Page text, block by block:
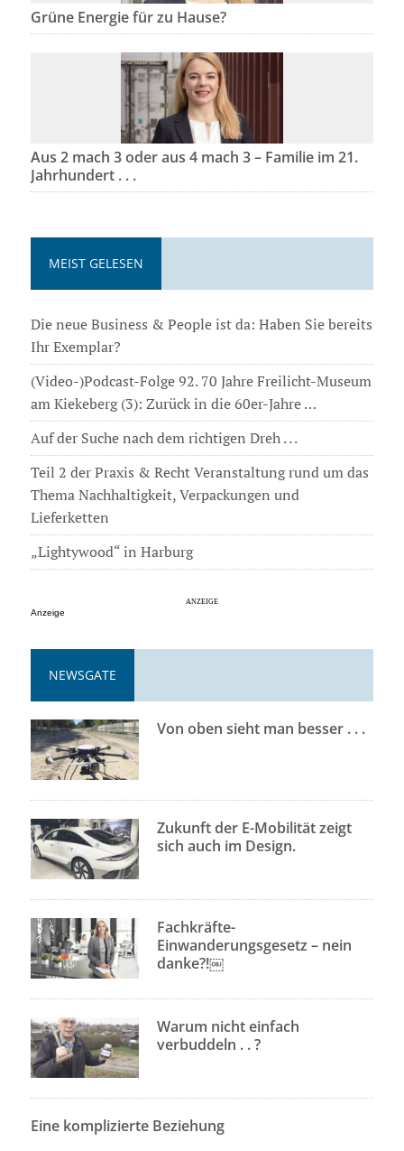
Grüne Energie für zu Hause?
Aus 2 mach 3 oder aus 4 mach 3 – Familie im 21.
Jahrhundert . . .
MEIST GELESEN
Die neue Business & People ist da: Haben Sie bereits
Ihr Exemplar?
(Video-)Podcast-Folge 92. 70 Jahre Freilicht-Museum
am Kiekeberg (3): Zurück in die 60er-Jahre …
Auf der Suche nach dem richtigen Dreh . . .
Teil 2 der Praxis & Recht Veranstaltung rund um das
Thema Nachhaltigkeit, Verpackungen und
Lieferketten
„Lightywood“ in Harburg
Anzeige
NEWSGATE
Von oben sieht man besser . . .
Zukunft der E-Mobilität zeigt
sich auch im Design.
Fachkräfte-
Einwanderungsgesetz – nein
danke?!￼
Warum nicht einfach
verbuddeln . . ?
Eine komplizierte Beziehung